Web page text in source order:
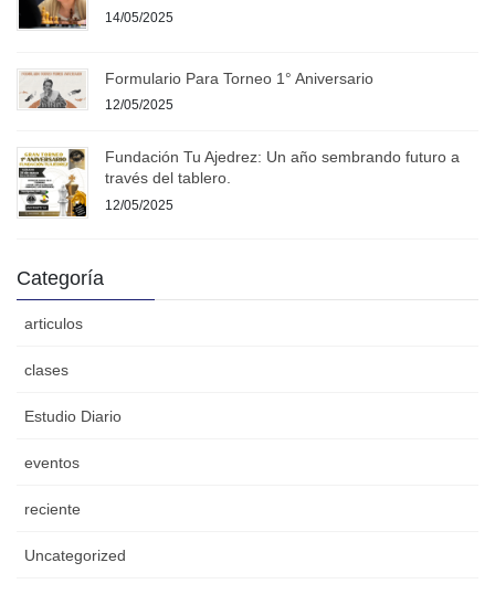
14/05/2025
Formulario Para Torneo 1° Aniversario
12/05/2025
Fundación Tu Ajedrez: Un año sembrando futuro a
través del tablero.
12/05/2025
Categoría
articulos
clases
Estudio Diario
eventos
reciente
Uncategorized